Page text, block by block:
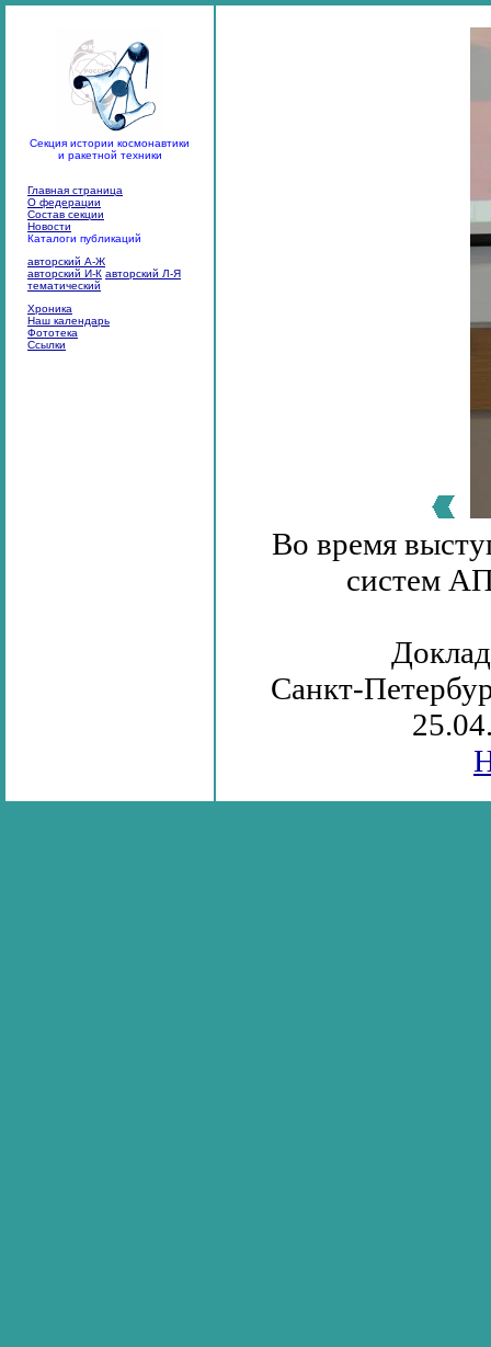
Секция истории космонавтики
и ракетной техники
Главная страница
О федерации
Состав секции
Новости
Каталоги публикаций
авторский А-Ж
авторский И-К авторский Л-Я
тематический
Хроника
Наш календарь
Фототека
Ссылки
Во время
систем
Санкт-